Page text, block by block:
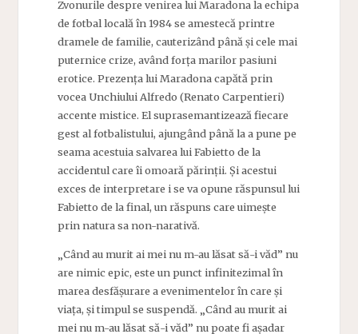
Zvonurile despre venirea lui Maradona la echipa
de fotbal locală în 1984 se amestecă printre
dramele de familie, cauterizând până și cele mai
puternice crize, având forța marilor pasiuni
erotice. Prezența lui Maradona capătă prin
vocea Unchiului Alfredo (Renato Carpentieri)
accente mistice. El suprasemantizează fiecare
gest al fotbalistului, ajungând până la a pune pe
seama acestuia salvarea lui Fabietto de la
accidentul care îi omoară părinții. Și acestui
exces de interpretare i se va opune răspunsul lui
Fabietto de la final, un răspuns care uimește
prin natura sa non-narativă.
„Când au murit ai mei nu m-au lăsat să-i văd” nu
are nimic epic, este un punct infinitezimal în
marea desfășurare a evenimentelor în care și
viața, și timpul se suspendă. „Când au murit ai
mei nu m-au lăsat să-i văd” nu poate fi așadar